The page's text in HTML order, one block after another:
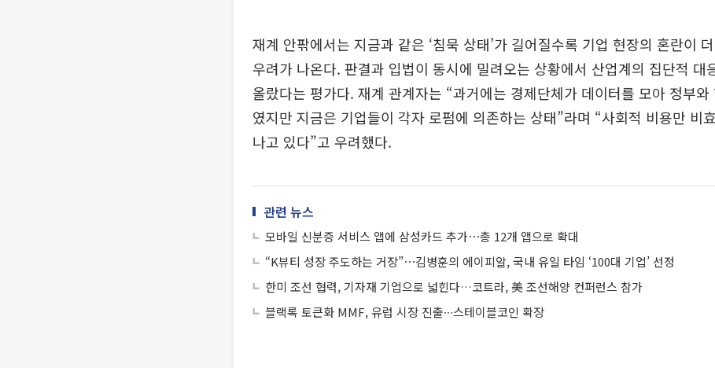
재계 안팎에서는 지금과 같은 ‘침묵 상태’가 길어질수록 기업 현장의 혼란이
우려가 나온다. 판결과 입법이 동시에 밀려오는 상황에서 산업계의 집단적 대
올랐다는 평가다. 재계 관계자는 “과거에는 경제단체가 데이터를 모아 정부와
였지만 지금은 기업들이 각자 로펌에 의존하는 상태”라며 “사회적 비용만 비
나고 있다”고 우려했다.
관련 뉴스
모바일 신분증 서비스 앱에 삼성카드 추가⋯총 12개 앱으로 확대
“K뷰티 성장 주도하는 거장”⋯김병훈의 에이피알, 국내 유일 타임 ‘100대 기업’ 선정
한미 조선 협력, 기자재 기업으로 넓힌다…코트라, 美 조선해양 컨퍼런스 참가
블랙록 토큰화 MMF, 유럽 시장 진출∙∙∙스테이블코인 확장